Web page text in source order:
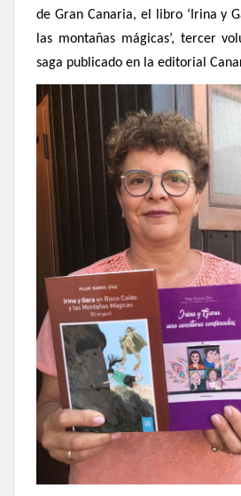
de Gran Canaria, el libro ‘Irina y
las montañas mágicas’, tercer
saga publicado en la editorial